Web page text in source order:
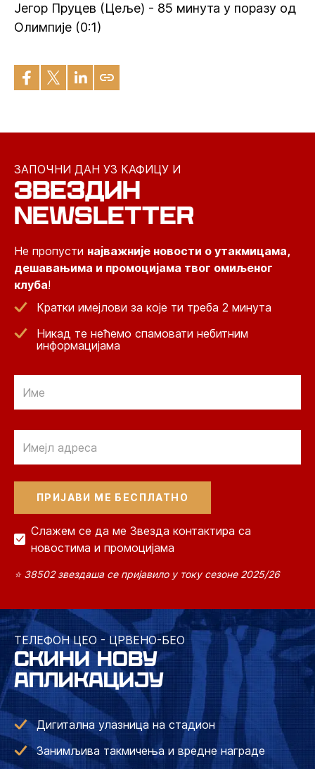
Јегор Пруцев (Цеље) - 85 минута у поразу од
Олимпије (0:1)
ЗАПОЧНИ ДАН УЗ КАФИЦУ И
ЗВЕЗДИН
NEWSLETTER
Не пропусти најважније новости о утакмицама,
дешавањима и промоцијама твог омиљеног
клуба!
Кратки имејлови за које ти треба 2 минута
Никад те нећемо спамовати небитним
информацијама
Слажем се да ме Звезда контактира са
новостима и промоцијама
⭐ 38502 звездаша се пријавило у току сезоне 2025/26
ТЕЛЕФОН ЦЕО - ЦРВЕНО-БЕО
СКИНИ НОВУ
АПЛИКАЦИЈУ
Дигитална улазница на стадион
Занимљива такмичења и вредне награде